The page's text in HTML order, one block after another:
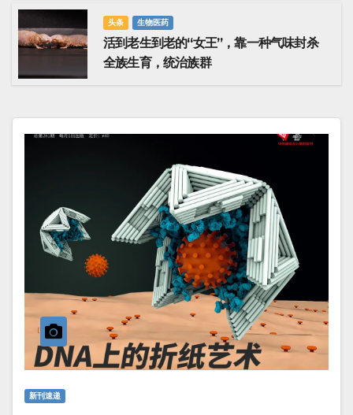
头条 生物医药
活到老生到老的“女王”，靠一种气味封杀
全族生育，统治族群
新刊速递